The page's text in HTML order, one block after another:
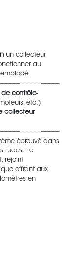
un collecteur
au
contrôle-
etc.)
collecteur
éprouvé dans
rudes. Le
rejoint
offrant aux
en